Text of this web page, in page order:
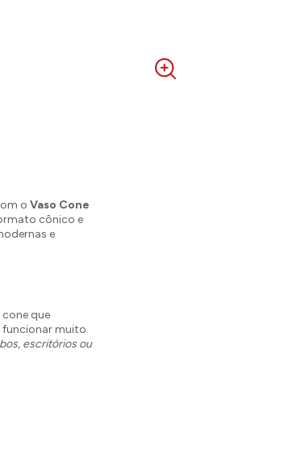
o Vaso Cone
cônico e
e
que
funcionar muito
escritórios ou